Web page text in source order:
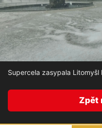
Supercela zasypala Litomyšl
Zpět